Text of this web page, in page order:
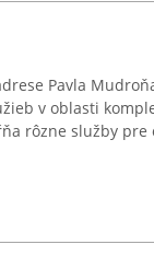
Pavla
v oblasti
rôzne služby pre